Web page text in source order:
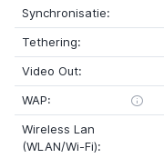
Synchronisatie:
Tethering:
Video Out:
WAP:
Wireless Lan
(WLAN/Wi-Fi):